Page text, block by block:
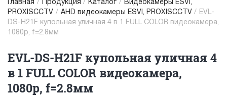
Главная / Продукция / Каталог /
Видеокамеры ESVI,
PROXISCCTV / AHD видеокамеры ESVI, PROXISCCTV /
EVL-
DS-H21F купольная уличная 4 в 1 FULL COLOR видеокамера,
1080p, f=2.8мм
EVL-DS-H21F купольная уличная 4
в 1 FULL COLOR видеокамера,
1080p, f=2.8мм